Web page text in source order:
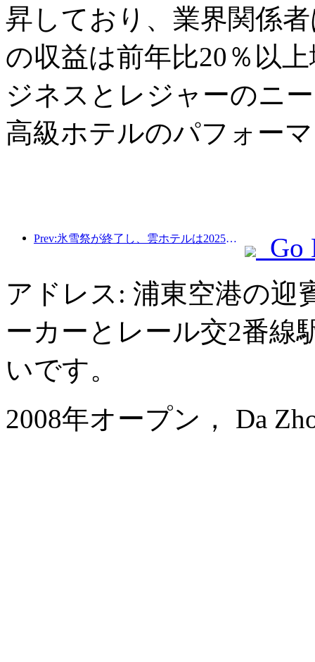
昇しており、業界関係
の収益は前年比20％以
ジネスとレジャーのニ
高級ホテルのパフォー
Prev:氷雪祭が終了し、雲ホテルは2025年の最初の「富」の波を持ち帰った
Go
アドレス: 浦東空港の迎
ーカーとレール交2番線
いです。
2008年オープン， Da